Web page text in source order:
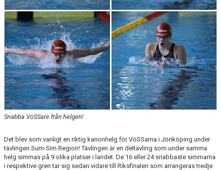
Snabba VöSSare från helgen!
Det blev som vanligt en riktig kanonhelg för VöSSarna i Jönköping under
tävlingen Sum-Sim Region! Tävlingen är en deltävling som under samma
helg simmas på 9 olika platser i landet. De 16 eller 24 snabbaste simmarna
i respektive gren tar sig sedan vidare till Riksfinalen som arrangeras tredje